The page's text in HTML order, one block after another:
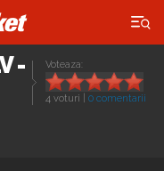
×
Voteaza:
4 voturi 0 comentarii
-